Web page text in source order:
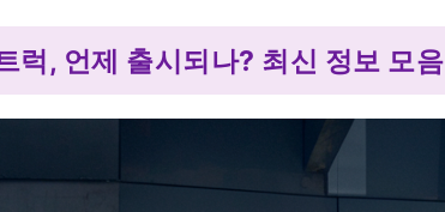
럭, 언제 출시되나? 최신 정보 모음